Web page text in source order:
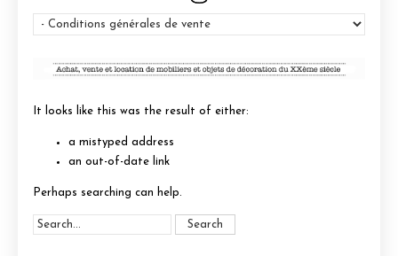
It looks like this was the result of either:
a mistyped address
an out-of-date link
Perhaps searching can help.